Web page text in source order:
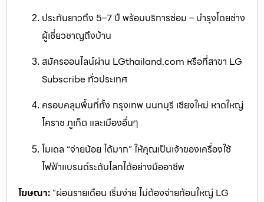
ประกันยาวถึง 5–7 ปี พร้อมบริการซ่อม – บำรุงโดยช่าง
ผู้เชี่ยวชาญถึงบ้าน
สมัครออนไลน์ผ่าน LGthailand.com หรือที่สาขา LG
Subscribe ทั่วประเทศ
ครอบคลุมพื้นที่ทั้ง กรุงเทพ นนทบุรี เชียงใหม่ หาดใหญ่
โคราช ภูเก็ต และเมืองอื่นๆ
โมเดล “จ่ายน้อย ได้มาก” ให้คุณเป็นเจ้าของเครื่องใช้
ไฟฟ้าแบรนด์ระดับโลกได้อย่างมืออาชีพ
โฆษณา: “ผ่อนรายเดือน เริ่มง่าย ไม่ต้องจ่ายก้อนใหญ่ LG